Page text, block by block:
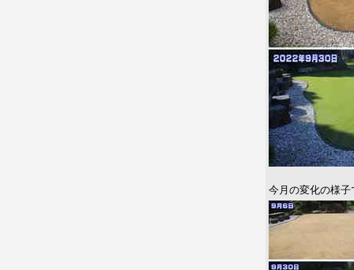
今月の変化の様子